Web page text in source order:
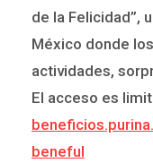
de la Felicidad”,
México donde
actividades,
El acceso es
beneful